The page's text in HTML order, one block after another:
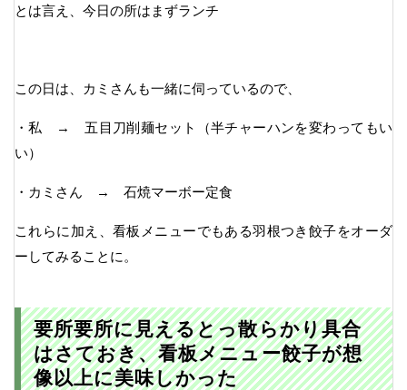
とは言え、今日の所はまずランチ
この日は、カミさんも一緒に伺っているので、
・私 → 五目刀削麺セット（半チャーハンを変わってもい
い）
・カミさん → 石焼マーボー定食
これらに加え、看板メニューでもある羽根つき餃子をオーダ
ーしてみることに。
要所要所に見えるとっ散らかり具合
はさておき、看板メニュー餃子が想
像以上に美味しかった